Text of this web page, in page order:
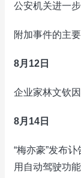
公安机关进一步
附加事件的主
8月12日
企业家林文钦
8月14日
“梅亦豪”发布
用自动驾驶功